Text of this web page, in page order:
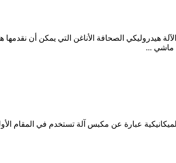
عبارة عن مكبس آلة تستخدم في المقام